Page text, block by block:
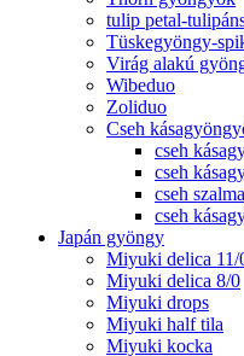
tulip petal-
Tüskegyöngy-
Virág alakú
Wibeduo
Zoliduo
Cseh
cseh
cseh
cseh
cseh
Japán gyöngy
Miyuki delica 11/
Miyuki delica 8/0
Miyuki drops
Miyuki half tila
Miyuki kocka